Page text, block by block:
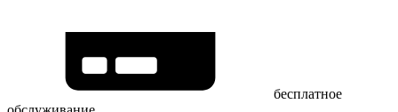
бесплатное